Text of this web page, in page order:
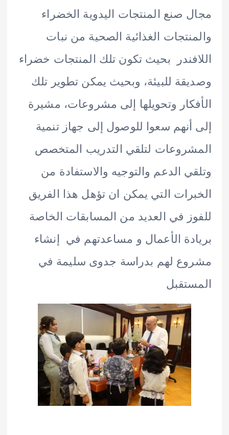
صنع المنتجات اليدوية الخضراء
الغذائية الصحية من نبات
بحيث تكون تلك المنتجات خضراء
للبيئة، وبحيث يمكن تطوير تلك
وتحويلها إلى مشروعات، مشيرة
سعوا للوصول إلى جهاز تنمية
لتلقي التدريب المتخصص
الدعم والتوجيه والاستفادة من
التي يمكن ان تؤهل هذا الفريق
في العديد من المسابقات الخاصة
الأعمال و مساعدتهم في إنشاء
لهم بدراسة جدوى سليمة في